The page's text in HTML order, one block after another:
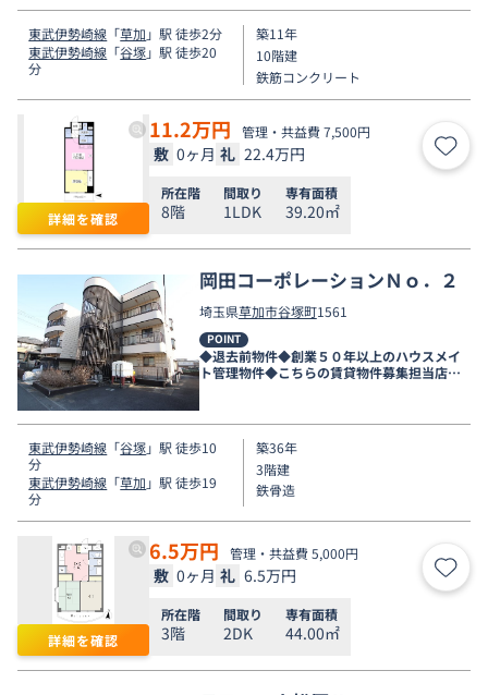
東武伊勢崎線 「草加 」駅 徒歩2分
東武伊勢崎線 「谷塚」駅 徒歩20
分
築11年
10階建
鉄筋コンクリート
詳細を確認
11.2万円 管理・共益費 7,500円
敷 0ヶ月 礼 22.4万円 お気
所在階
8階
間取り
1LDK
専有面積
39.20㎡
岡田コーポレーションＮｏ．２
埼玉県草加市谷塚町1561
POINT
◆退去前物件◆創業５０年以上のハウスメイ
ト管理物件◆こちらの賃貸物件募集担当店舗
は新越谷店です◆
東武伊勢崎線 「谷塚」駅 徒歩10
分
東武伊勢崎線 「草加 」駅 徒歩19
分
築36年
3階建
鉄骨造
詳細を確認
6.5万円 管理・共益費 5,000円
敷 0ヶ月 礼 6.5万円 お気
所在階
3階
間取り
2DK
専有面積
44.00㎡